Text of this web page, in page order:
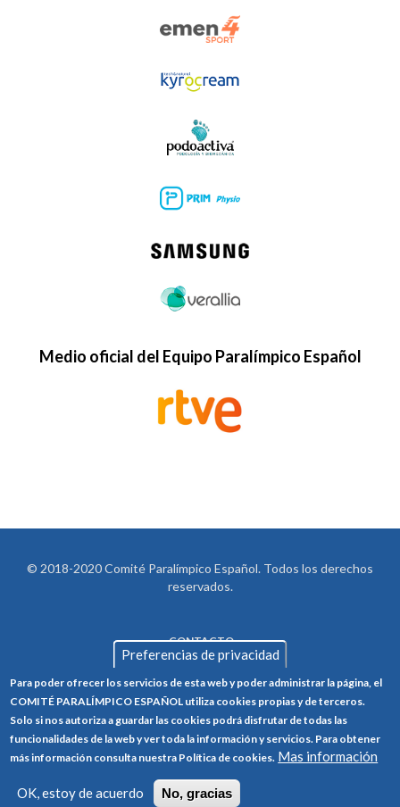
Medio oficial del Equipo Paralímpico Español
© 2018-2020 Comité Paralímpico Español. Todos los derechos
reservados.
FOOTER
CONTACTO
POLÍTICA DE PRIVACIDAD
POLÍTICA DE COOKIES
CANAL ÉTICO
TRABAJA CON NOSOTROS
Preferencias de privacidad
Para poder ofrecer los servicios de esta web y poder administrar la página, el
COMITÉ PARALÍMPICO ESPAÑOL utiliza cookies propias y de terceros.
Solo si nos autoriza a guardar las cookies podrá disfrutar de todas las
funcionalidades de la web y ver toda la información y servicios. Para obtener
más información consulta nuestra Política de cookies. Mas información
OK, estoy de acuerdo No, gracias